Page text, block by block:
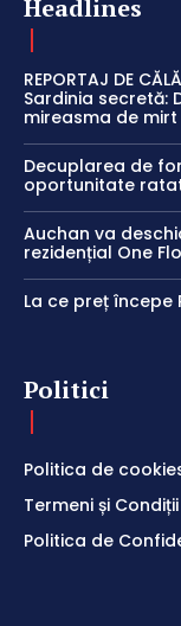
Headlines
REPORTAJ DE
Sardinia secretă:
mireasma de
Decuplarea de
oportunitate
Auchan va
rezidențial One
La ce preț începe
Politici
Politica de
Termeni și Condiții
Politica de